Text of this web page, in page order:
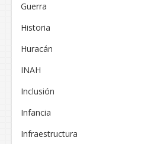
Guerra
Historia
Huracán
INAH
Inclusión
Infancia
Infraestructura